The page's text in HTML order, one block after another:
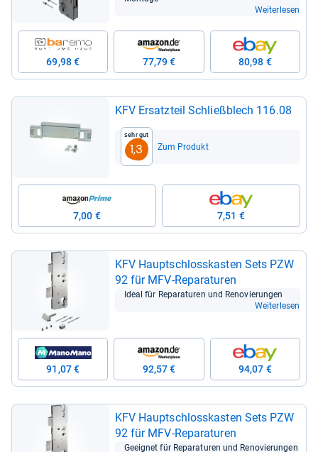
Weiterlesen
69,98 € 77,79 € 80,98 €
KFV Ersatz­teil Schließ­blech 116.08
Sehr gut
1,3 Zum Produkt
7,00 € 7,51 €
KFV Haupt­schloss­kas­ten Sets PZW
92 für MFV-​Repa­ra­tu­ren
Ideal für Repa­ra­tu­ren und Reno­vie­run­gen
Weiterlesen
91,07 € 92,57 € 94,07 €
KFV Haupt­schloss­kas­ten Sets PZW
92 für MFV-​Repa­ra­tu­ren
Geeig­net für Repa­ra­tu­ren und Reno­vie­run­gen